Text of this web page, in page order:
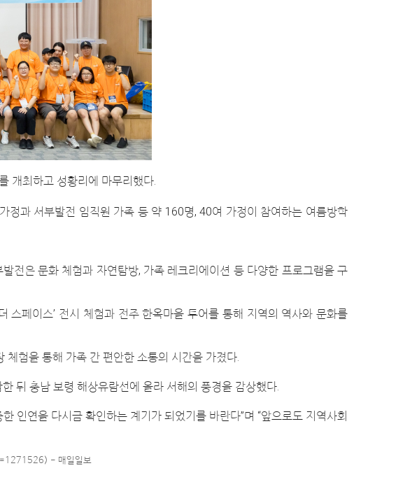
개최하고 성황리에 마무리했다.
과 서부발전 임직원 가족 등 약 160명, 40여 가정이 참여하는 여름방학
전은 문화 체험과 자연탐방, 가족 레크리에이션 등 다양한 프로그램을 구
스페이스’ 전시 체험과 전주 한옥마을 투어를 통해 지역의 역사와 문화를
험을 통해 가족 간 편안한 소통의 시간을 가졌다.
뒤 충남 보령 해상유람선에 올라 서해의 풍경을 감상했다.
인연을 다시금 확인하는 계기가 되었기를 바란다”며 “앞으로도 지역사회
- 매일일보